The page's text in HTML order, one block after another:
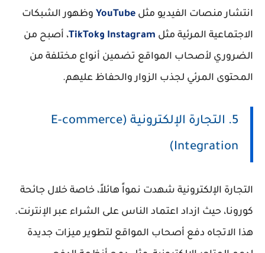
انتشار منصات الفيديو مثل YouTube وظهور الشبكات
الاجتماعية المرئية مثل Instagram وTikTok
، أصبح من
الضروري لأصحاب المواقع تضمين أنواع مختلفة من
المحتوى المرئي لجذب الزوار والحفاظ عليهم.
5. التجارة الإلكترونية (E-commerce
Integration)
التجارة الإلكترونية شهدت نمواً هائلاً، خاصة خلال جائحة
كورونا، حيث ازداد اعتماد الناس على الشراء عبر الإنترنت.
هذا الاتجاه دفع أصحاب المواقع لتطوير ميزات جديدة